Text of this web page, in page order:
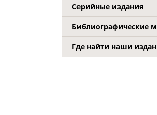
Серийные издания
Библиографические
Где найти наши